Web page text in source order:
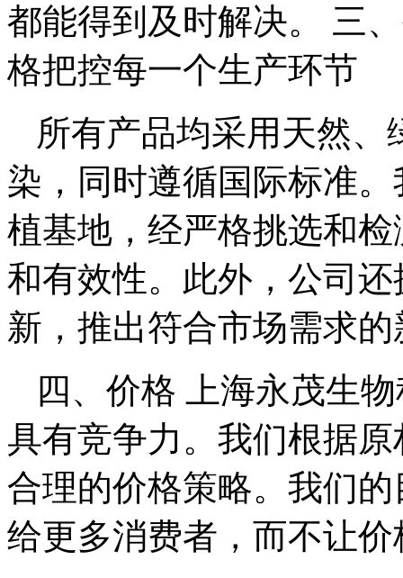
都能得到及时解决。 三
格把控每一个生产环节
所有产品均采用天然
染，同时遵循国际标准
植基地，经严格挑选和
和有效性。此外，公司
新，推出符合市场需求的
四、价格 上海永茂生
具有竞争力。我们根据
合理的价格策略。我们
给更多消费者，而不让